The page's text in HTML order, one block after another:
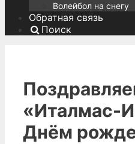
Волейбол на снегу
Обратная связь
Поиск
«Италмас-
Днём